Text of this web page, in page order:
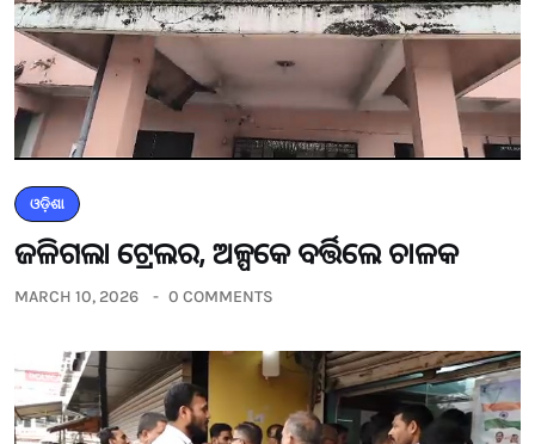
ଓଡ଼ିଶା
ଜଳିଗଲା ଟ୍ରେଲର, ଅଳ୍ପକେ ବର୍ତ୍ତିଲେ ଚାଳକ
MARCH 10, 2026 0 COMMENTS